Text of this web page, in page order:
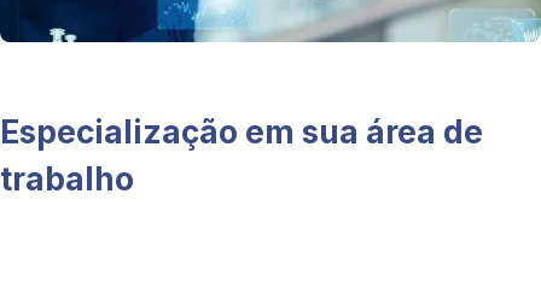
Especialização em sua área de
trabalho